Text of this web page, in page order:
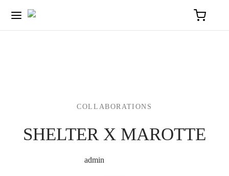
COLLABORATIONS
SHELTER X MAROTTE
admin